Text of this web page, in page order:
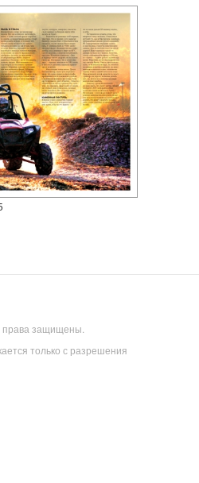
защищены.
только с разрешения